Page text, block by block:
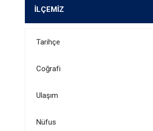
İLÇEMİZ
Tarihçe
Coğrafi
Ulaşım
Nüfus